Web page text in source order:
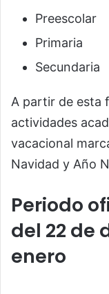
Preescolar
Primaria
Secundaria
A partir de esta
actividades
vacacional
Navidad y Año
Periodo
del 22 de
enero